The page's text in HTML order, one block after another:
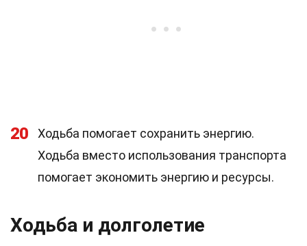
20
Ходьба помогает сохранить энергию.
Ходьба вместо использования транспорта
помогает экономить энергию и ресурсы.
Ходьба и долголетие